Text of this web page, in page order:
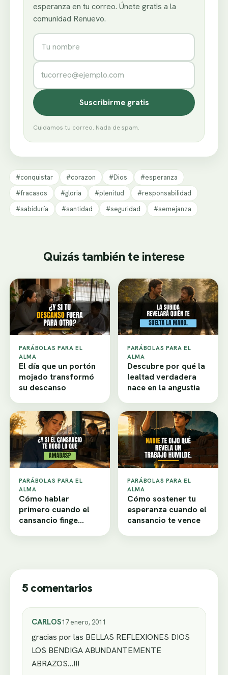
esperanza en tu correo. Únete gratis a la
comunidad Renuevo.
Nombre
Correo electrónico
Suscribirme gratis
Cuidamos tu correo. Nada de spam.
#conquistar #corazon #Dios
#esperanza
#fracasos
#gloria #plenitud
#responsabilidad
#sabiduría
#santidad #seguridad #semejanza
Quizás también te interese
PARÁBOLAS PARA EL
ALMA
El día que un portón
mojado transformó
su descanso
PARÁBOLAS PARA EL
ALMA
Descubre por qué la
lealtad verdadera
nace en la angustia
PARÁBOLAS PARA EL
ALMA
Cómo hablar
primero cuando el
cansancio finge
PARÁBOLAS PARA EL
ALMA
Cómo sostener tu
esperanza cuando el
cansancio te vence
5 comentarios
CARLOS17 enero, 2011
gracias por las BELLAS REFLEXIONES DIOS
LOS BENDIGA ABUNDANTEMENTE
ABRAZOS…!!!